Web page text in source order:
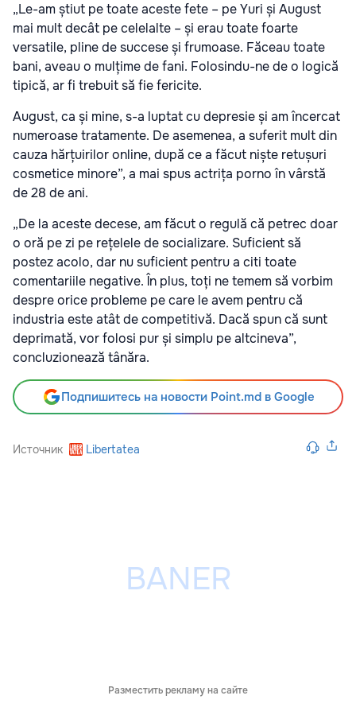
„Le-am știut pe toate aceste fete – pe Yuri și August
mai mult decât pe celelalte – și erau toate foarte
versatile, pline de succese și frumoase. Făceau toate
bani, aveau o mulțime de fani. Folosindu-ne de o logică
tipică, ar fi trebuit să fie fericite.
August, ca și mine, s-a luptat cu depresie și am încercat
numeroase tratamente. De asemenea, a suferit mult din
cauza hărțuirilor online, după ce a făcut niște retușuri
cosmetice minore”, a mai spus actrița porno în vârstă
de 28 de ani.
„De la aceste decese, am făcut o regulă că petrec doar
o oră pe zi pe rețelele de socializare. Suficient să
postez acolo, dar nu suficient pentru a citi toate
comentariile negative. În plus, toți ne temem să vorbim
despre orice probleme pe care le avem pentru că
industria este atât de competitivă. Dacă spun că sunt
deprimată, vor folosi pur și simplu pe altcineva”,
concluzionează tânăra.
Подпишитесь на новости Point.md в Google
Источник Libertatea
Разместить рекламу на сайте